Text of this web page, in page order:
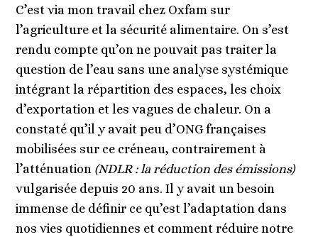
C’est via mon travail chez Oxfam sur
l’agriculture et la sécurité alimentaire. On s’est
rendu compte qu’on ne pouvait pas traiter la
question de l’eau sans une analyse systémique
intégrant la répartition des espaces, les choix
d’exportation et les vagues de chaleur. On a
constaté qu’il y avait peu d’ONG françaises
mobilisées sur ce créneau, contrairement à
l’atténuation (NDLR : la réduction des émissions)
vulgarisée depuis 20 ans. Il y avait un besoin
immense de définir ce qu’est l’adaptation dans
nos vies quotidiennes et comment réduire notre